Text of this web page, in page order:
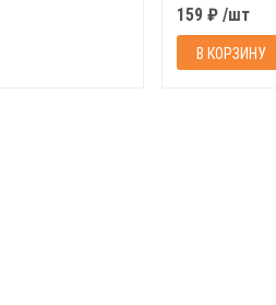
159 ₽ /шт
В КОРЗИНУ